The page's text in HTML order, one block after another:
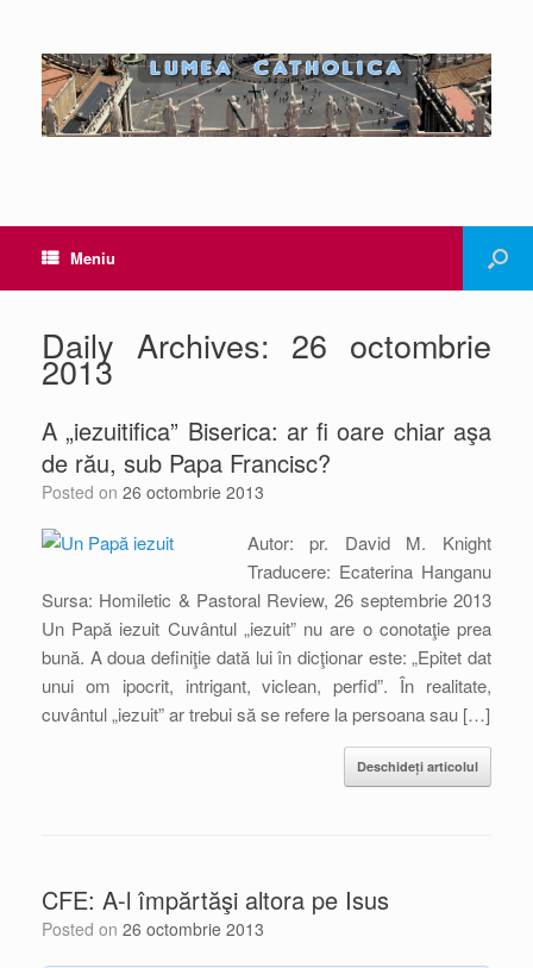
Meniu
Daily Archives: 26 octombrie
2013
A „iezuitifica” Biserica: ar fi oare chiar aşa
de rău, sub Papa Francisc?
Posted on 26 octombrie 2013
Autor: pr. David M. Knight
Traducere: Ecaterina Hanganu
Sursa: Homiletic & Pastoral Review, 26 septembrie 2013
Un Papă iezuit Cuvântul „iezuit” nu are o conotaţie prea
bună. A doua definiţie dată lui în dicţionar este: „Epitet dat
unui om ipocrit, intrigant, viclean, perfid”. În realitate,
cuvântul „iezuit” ar trebui să se refere la persoana sau […]
Deschideți articolul
CFE: A-l împărtăşi altora pe Isus
Posted on 26 octombrie 2013